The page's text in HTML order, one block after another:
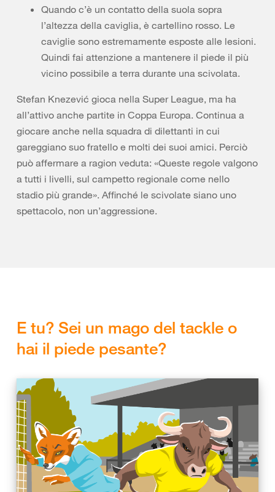
Quando c’è un contatto della suola sopra
l’altezza della caviglia, è cartellino rosso. Le
caviglie sono estremamente esposte alle lesioni.
Quindi fai attenzione a mantenere il piede il più
vicino possibile a terra durante una scivolata.
Stefan Knezević gioca nella Super League, ma ha
all’attivo anche partite in Coppa Europa. Continua a
giocare anche nella squadra di dilettanti in cui
gareggiano suo fratello e molti dei suoi amici. Perciò
può affermare a ragion veduta: «Queste regole valgono
a tutti i livelli, sul campetto regionale come nello
stadio più grande». Affinché le scivolate siano uno
spettacolo, non un’aggressione.
E tu? Sei un mago del tackle o
hai il piede pesante?